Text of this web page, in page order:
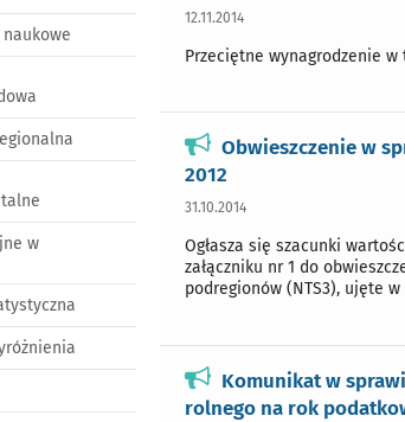
12.11.2014
Przeciętne wynagrodzenie w
Obwieszczenie w
2012
31.10.2014
Ogłasza się szacunki
załączniku nr 1 do
podregionów (NTS3), ujęte
Komunikat w
rolnego na rok
w